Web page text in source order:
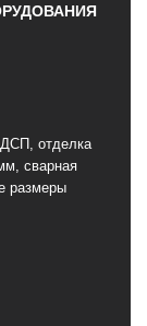
отделка
сварная
размеры